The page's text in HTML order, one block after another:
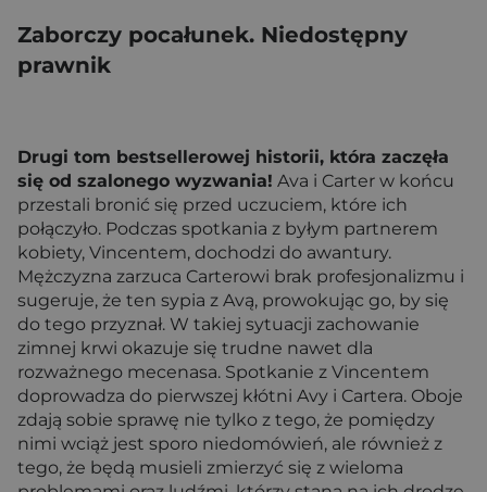
Zaborczy pocałunek. Niedostępny
prawnik
Drugi tom bestsellerowej historii, która zaczęła
się od szalonego wyzwania! Ava i Carter w końcu
przestali bronić się przed uczuciem, które ich
połączyło. Podczas spotkania z byłym partnerem
kobiety, Vincentem, dochodzi do awantury.
Mężczyzna zarzuca Carterowi brak profesjonalizmu i
sugeruje, że ten sypia z Avą, prowokując go, by się
do tego przyznał. W takiej sytuacji zachowanie
zimnej krwi okazuje się trudne nawet dla
rozważnego mecenasa. Spotkanie z Vincentem
doprowadza do pierwszej kłótni Avy i Cartera. Oboje
zdają sobie sprawę nie tylko z tego, że pomiędzy
nimi wciąż jest sporo niedomówień, ale również z
tego, że będą musieli zmierzyć się z wieloma